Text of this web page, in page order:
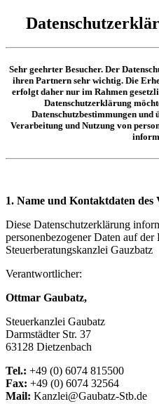
Sehr geehrter Besucher. Der
ihren Partnern sehr wichtig. Die
erfolgt daher nur im Rahmen
Datenschutzerklärung
Datenschutzbestimmungen und
Verarbeitung und Nutzung von
1. Name und Kontaktdaten
Diese Datenschutzerklärung
personenbezogener Daten auf
Steuerberatungskanzlei Gauzbatz
Verantwortlicher:
Ottmar Gaubatz,
Steuerkanzlei Gaubatz
Darmstädter Str. 37
63128 Dietzenbach
Tel.: +49 (0) 6074 815500
Fax: +49 (0) 6074 32564
Mail: Kanzlei@Gaubatz-Stb.de